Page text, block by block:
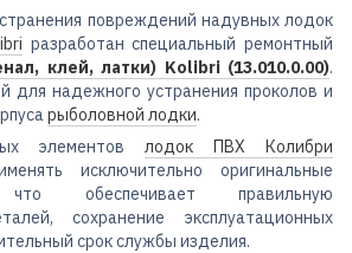
повреждений надувных лодок
разработан специальный ремонтный
клей, латки) Kolibri (13.010.0.00).
для надежного устранения проколов и
рыболовной лодки.
элементов лодок ПВХ Колибри
исключительно оригинальные
что обеспечивает правильную
сохранение эксплуатационных
срок службы изделия.